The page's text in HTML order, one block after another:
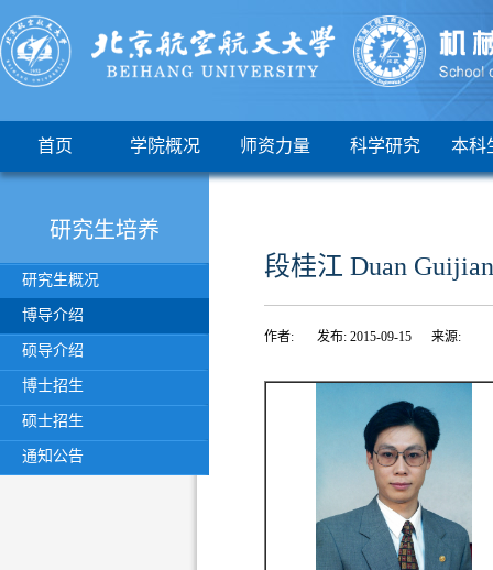
首页 学院概况 师资力量 科学研究 本科
研究生培养
研究生概况
博导介绍
硕导介绍
博士招生
硕士招生
通知公告
段桂江 Duan
作者: 发布: 2015-09-15 来源: